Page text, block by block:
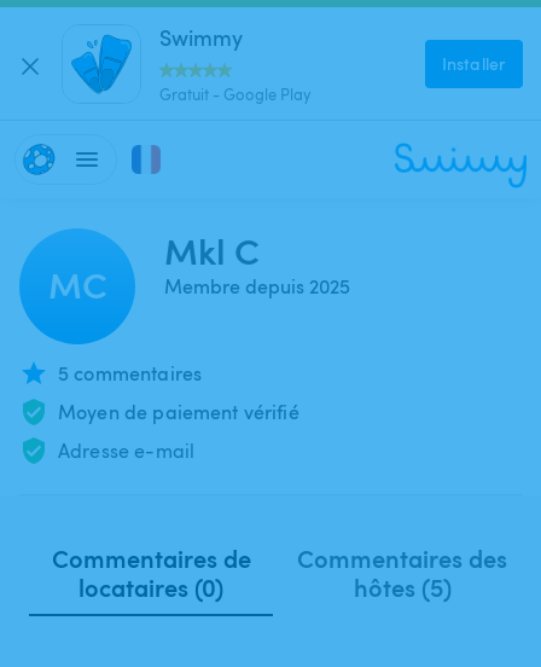
Swimmy
Gratuit - Google Play
Installer
MC
Mkl C
Membre depuis 2025
5 commentaires
Moyen de paiement vérifié
Adresse e-mail
Commentaires de
locataires (0)
Commentaires des
hôtes (5)